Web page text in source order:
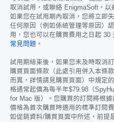
取消試用，或聯絡 EnigmaSoft，以
如果您在試用期內取消，您將立即
任何原因（例如係統管理等原因）
用，您也可以在購買費用之日起 30
常見問題 。
試用期結束後，如果您未及時取消
購買頁面條款（此處引用併入本條
而異，詳情請見購買頁面）中規定
格通常起價為每半年$79.98 （
for Mac 版）。您購買的訂閱將根
價格為首次購買時適用的標準訂閱
如促銷資料/購買頁面中所述，前提